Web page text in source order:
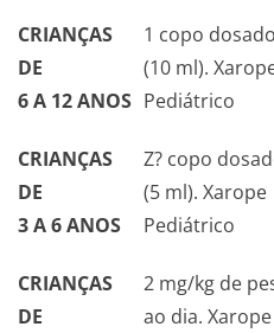
CRIANÇAS
DE
6 A 12 ANOS
1 copo
(10 ml).
Pediátrico
CRIANÇAS
DE
3 A 6 ANOS
Z? copo
(5 ml). Xarope
Pediátrico
CRIANÇAS
DE
2 mg/kg de
ao dia. Xarope